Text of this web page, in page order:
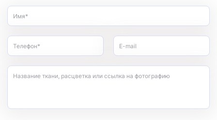
Имя*
Телефон* E-mail
Название ткани, расцветка или ссылка на фотографию